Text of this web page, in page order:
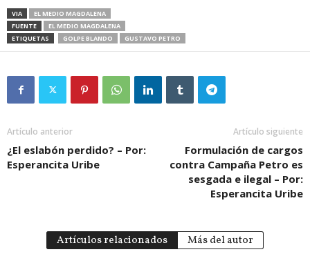
VIA
EL MEDIO MAGDALENA
FUENTE
EL MEDIO MAGDALENA
ETIQUETAS
GOLPE BLANDO GUSTAVO PETRO
Artículo anterior
¿El eslabón perdido? – Por:
Esperancita Uribe
Artículo siguiente
Formulación de cargos
contra Campaña Petro es
sesgada e ilegal – Por:
Esperancita Uribe
Artículos relacionados Más del autor